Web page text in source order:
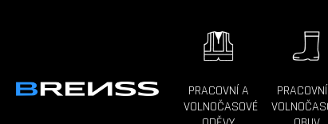
PRACOVNÍ A
VOLNOČASOVÉ